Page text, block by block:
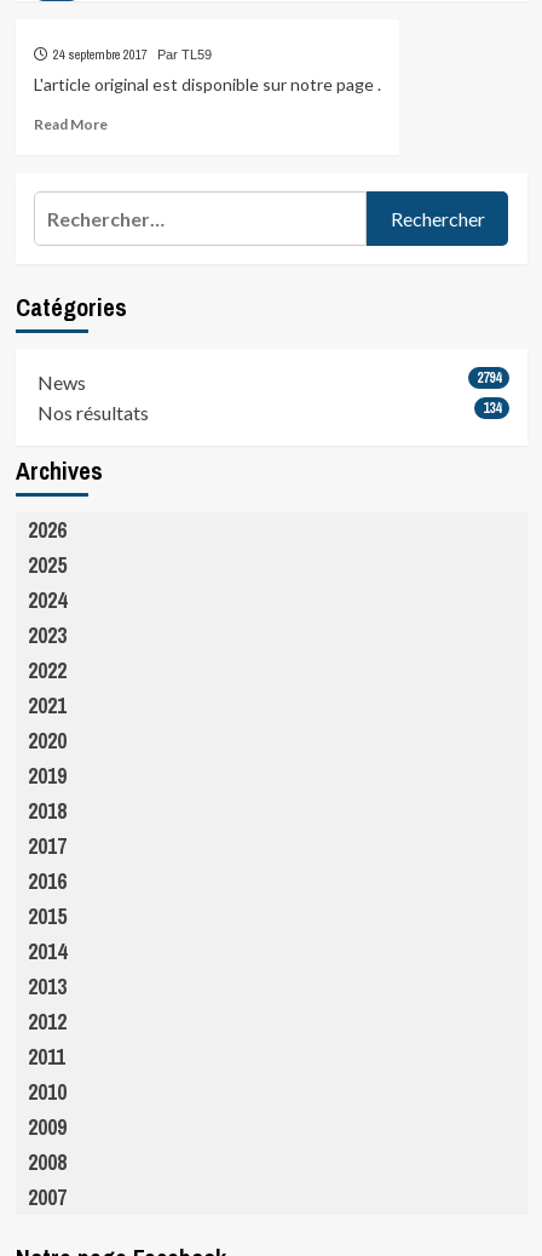
à
Manu
pour
d’Augustin
hier
aux…
24 septembre 2017 Par TL59
L'article original est disponible sur notre page .
Read MoreRead
Catégories
News 2794
Nos résultats 134
Archives
2026
2025
2024
2023
2022
2021
2020
2019
2018
2017
2016
2015
2014
2013
2012
2011
2010
2009
2008
2007